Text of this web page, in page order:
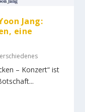
Jang:
eine
– Konzert“ ist